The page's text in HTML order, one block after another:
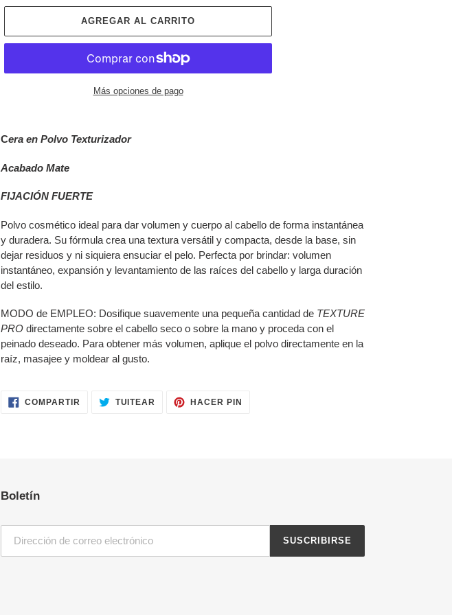
AGREGAR AL CARRITO
Más opciones de pago
el
a
carrito
compra
Cera en Polvo Texturizador
Acabado Mate
FIJACIÓN FUERTE
Polvo cosmético ideal para dar volumen y cuerpo al cabello de forma instantánea
y duradera. Su fórmula crea una textura versátil y compacta, desde la base, sin
dejar residuos y ni siquiera ensuciar el pelo. Perfecta por brindar: volumen
instantáneo, expansión y levantamiento de las raíces del cabello y larga duración
del estilo.
MODO de EMPLEO: Dosifique suavemente una pequeña cantidad de TEXTURE
PRO directamente sobre el cabello seco o sobre la mano y proceda con el
peinado deseado. Para obtener más volumen, aplique el polvo directamente en la
raíz, masajee y moldear al gusto.
COMPARTIR COMPARTIRTUITEAR TUITEARHACER PIN
Boletín
SUSCRIBIRSE